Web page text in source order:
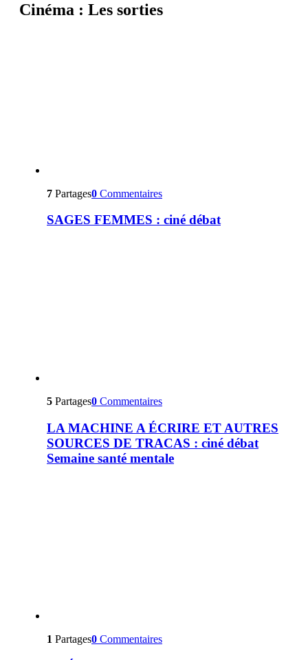
Cinéma : Les sorties
7 Partages0 Commentaires
SAGES FEMMES : ciné débat
5 Partages0 Commentaires
LA MACHINE A ÉCRIRE ET AUTRES
SOURCES DE TRACAS : ciné débat
Semaine santé mentale
1 Partages0 Commentaires